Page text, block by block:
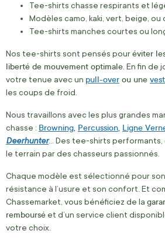
Tee-shirts chasse respirants et
Modèles camo, kaki, vert, beige,
Tee-shirts manches courtes ou
Nos tee-shirts sont pensés pouréviter
liberté de mouvement optimale . En fin
votre tenue avec un pull-over ou une
les coups de froid.
Nous travaillons avec les plus grandes
chasse : Browning, Percussion, Ligne
Deerhunter… Des tee-shirts
le terrain par des chasseurs passionnés.
Chaque modèle est sélectionné pour
résistance à l’usure et son confort. Et
Chassemarket, vous bénéficiez de la
remboursé et d’un service client
votre choix.